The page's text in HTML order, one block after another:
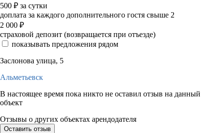
500 ₽ за сутки
доплата за каждого дополнительного гостя свыше 2
2 000 ₽
страховой депозит (возвращается при отъезде)
показывать предложения рядом
Заслонова улица, 5
Альметьевск
В настоящее время пока никто не оставил отзыв на данный
объект
Отзывы о других объектах арендодателя
Оставить отзыв